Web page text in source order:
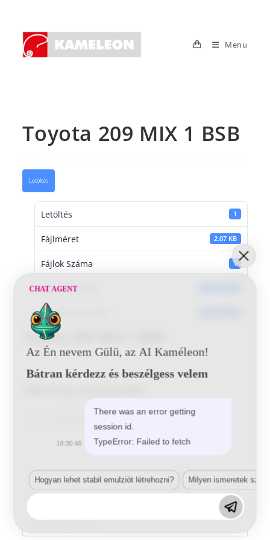
content
Menu
Toyota 209 MIX 1 BSB
Letöltés
Letöltés 1
Fájlméret 2.07 KB
Fájlok Száma 1
Dátumkészítés
Utoljára frissített
Toyota 209 MIX 1 BSB
Enter
your
CHAT AGENT
Az Én nevem Gülü, az AI Kaméleon!
Bátran kérdezz és beszélgess velem
There was an error getting
session id.
TypeError: Failed to fetch
18:30:48
Hogyan lehet stabil emulziót létrehozni? Milyen ismeretek